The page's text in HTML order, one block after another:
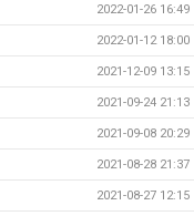
2022-01-26 16:49
2022-01-12 18:00
2021-12-09 13:15
2021-09-24 21:13
2021-09-08 20:29
2021-08-28 21:37
2021-08-27 12:15